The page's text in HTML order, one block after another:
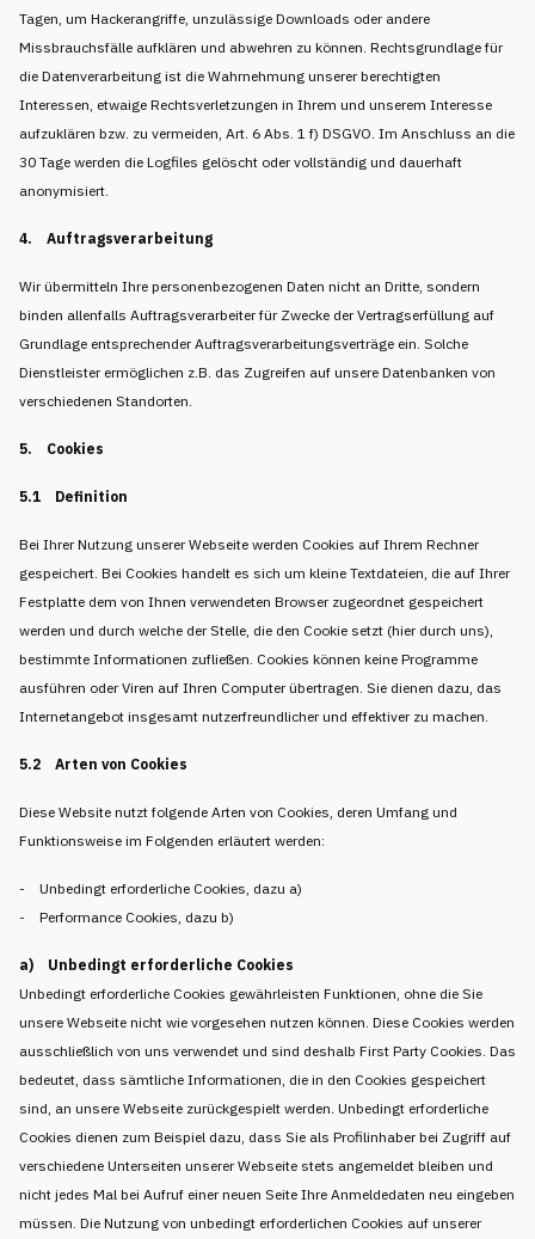
Tagen, um Hackerangriffe, unzulässige Downloads oder andere
Missbrauchsfälle aufklären und abwehren zu können. Rechtsgrundlage für
die Datenverarbeitung ist die Wahrnehmung unserer berechtigten
Interessen, etwaige Rechtsverletzungen in Ihrem und unserem Interesse
aufzuklären bzw. zu vermeiden, Art. 6 Abs. 1 f) DSGVO. Im Anschluss an die
30 Tage werden die Logfiles gelöscht oder vollständig und dauerhaft
anonymisiert.
4. Auftragsverarbeitung
Wir übermitteln Ihre personenbezogenen Daten nicht an Dritte, sondern
binden allenfalls Auftragsverarbeiter für Zwecke der Vertragserfüllung auf
Grundlage entsprechender Auftragsverarbeitungsverträge ein. Solche
Dienstleister ermöglichen z.B. das Zugreifen auf unsere Datenbanken von
verschiedenen Standorten.
5. Cookies
5.1 Definition
Bei Ihrer Nutzung unserer Webseite werden Cookies auf Ihrem Rechner
gespeichert. Bei Cookies handelt es sich um kleine Textdateien, die auf Ihrer
Festplatte dem von Ihnen verwendeten Browser zugeordnet gespeichert
werden und durch welche der Stelle, die den Cookie setzt (hier durch uns),
bestimmte Informationen zufließen. Cookies können keine Programme
ausführen oder Viren auf Ihren Computer übertragen. Sie dienen dazu, das
Internetangebot insgesamt nutzerfreundlicher und effektiver zu machen.
5.2 Arten von Cookies
Diese Website nutzt folgende Arten von Cookies, deren Umfang und
Funktionsweise im Folgenden erläutert werden:
- Unbedingt erforderliche Cookies, dazu a)
- Performance Cookies, dazu b)
a) Unbedingt erforderliche Cookies
Unbedingt erforderliche Cookies gewährleisten Funktionen, ohne die Sie
unsere Webseite nicht wie vorgesehen nutzen können. Diese Cookies werden
ausschließlich von uns verwendet und sind deshalb First Party Cookies. Das
bedeutet, dass sämtliche Informationen, die in den Cookies gespeichert
sind, an unsere Webseite zurückgespielt werden. Unbedingt erforderliche
Cookies dienen zum Beispiel dazu, dass Sie als Profilinhaber bei Zugriff auf
verschiedene Unterseiten unserer Webseite stets angemeldet bleiben und
nicht jedes Mal bei Aufruf einer neuen Seite Ihre Anmeldedaten neu eingeben
müssen. Die Nutzung von unbedingt erforderlichen Cookies auf unserer